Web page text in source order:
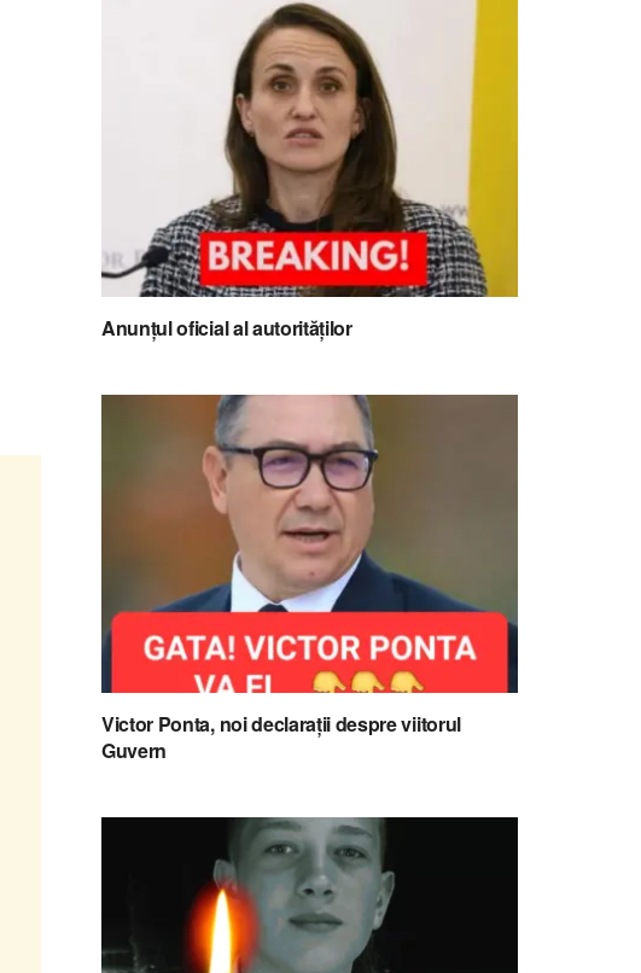
Anunțul oficial al autorităților
Victor Ponta, noi declarații despre viitorul
Guvern